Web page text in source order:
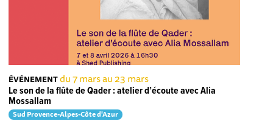
ÉVÉNEMENTdu 7 mars au 23 mars
Le son de la flûte de Qader : atelier d’écoute avec Alia
Mossallam
Sud Provence-Alpes-Côte d'Azur